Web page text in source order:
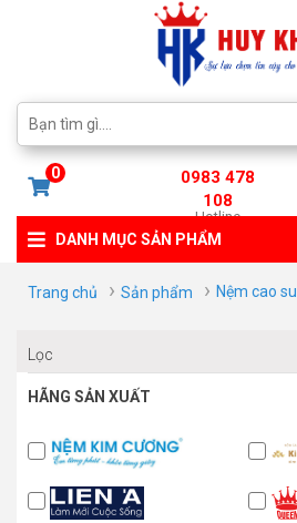
0
0983 478
108
Hotline
DANH MỤC SẢN PHẨM
Trang chủ Sản phẩm Nệm cao su
Lọc
HÃNG SẢN XUẤT